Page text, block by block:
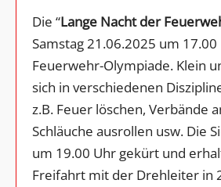
Die “Lange Nacht der
Samstag 21.06.2025 um
Feuerwehr-Olympiade. Klein
sich in verschiedenen
z.B. Feuer löschen, Verbände
Schläuche ausrollen usw. Die
um 19.00 Uhr gekürt und
Freifahrt mit der Drehleiter in